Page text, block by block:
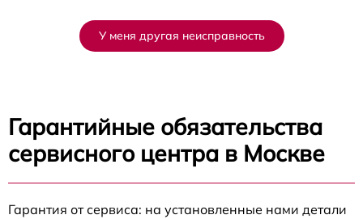
У меня другая неисправность
Гарантийные обязательства
сервисного центра в Москве
Гарантия от сервиса: на установленные нами детали